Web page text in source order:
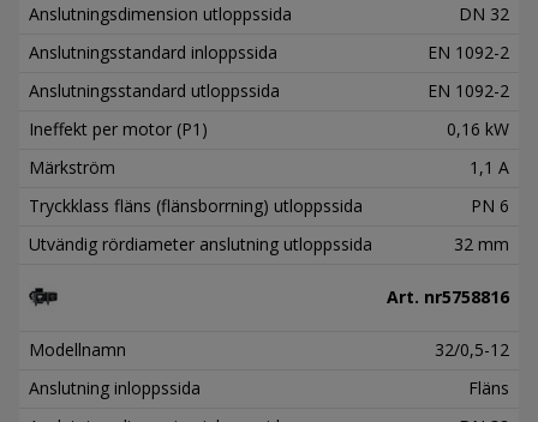
Anslutningsdimension utloppssida
DN 32
Anslutningsstandard inloppssida
EN 1092-2
Anslutningsstandard utloppssida
EN 1092-2
Ineffekt per motor (P1)
0,16 kW
Märkström
1,1 A
Tryckklass fläns (flänsborrning) utloppssida
PN 6
Utvändig rördiameter anslutning utloppssida
32 mm
Art. nr5758816
Modellnamn
32/0,5-12
Anslutning inloppssida
Fläns